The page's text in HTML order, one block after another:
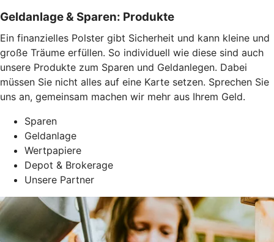
Geldanlage & Sparen: Produkte
Ein finanzielles Polster gibt Sicherheit und kann kleine und
große Träume erfüllen. So individuell wie diese sind auch
unsere Produkte zum Sparen und Geldanlegen. Dabei
müssen Sie nicht alles auf eine Karte setzen. Sprechen Sie
uns an, gemeinsam machen wir mehr aus Ihrem Geld.
Sparen
Geldanlage
Wertpapiere
Depot & Brokerage
Unsere Partner